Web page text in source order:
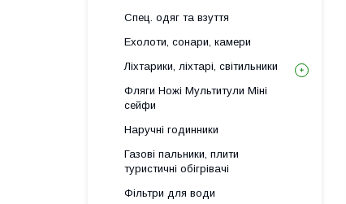
Спец. одяг та взуття
Ехолоти, сонари, камери
Ліхтарики, ліхтарі, світильники
Фляги Ножі Мультитули Міні
сейфи
Наручні годинники
Газові пальники, плити
туристичні обігрівачі
Фільтри для води